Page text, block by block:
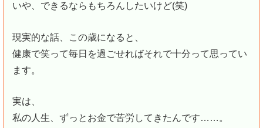
いや、できるならもちろんしたいけど(笑)
現実的な話、この歳になると、
健康で笑って毎日を過ごせればそれで十分って思ってい
ます。
実は、
私の人生、ずっとお金で苦労してきたんです……。